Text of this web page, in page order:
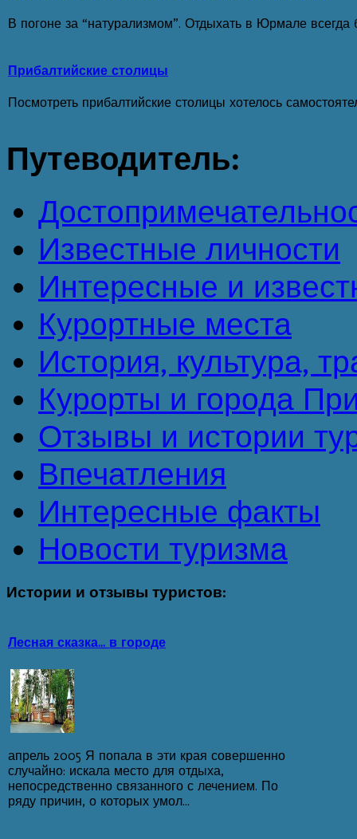
В погоне за “натурализмом”. Отдыхать в Юрмале
Прибалтийские столицы
Посмотреть прибалтийские столицы хотелось
Путеводитель:
Известные личности
Интересные и
Курортные места
История, культура,
Курорты и города
Отзывы и истории
Впечатления
Интересные факты
Новости туризма
Истории и отзывы туристов:
Лесная сказка... в городе
апрель 2005 Я попала в эти края совершенно
случайно: искала место для отдыха,
непосредственно связанного с лечением. По
ряду причин, о которых умол...